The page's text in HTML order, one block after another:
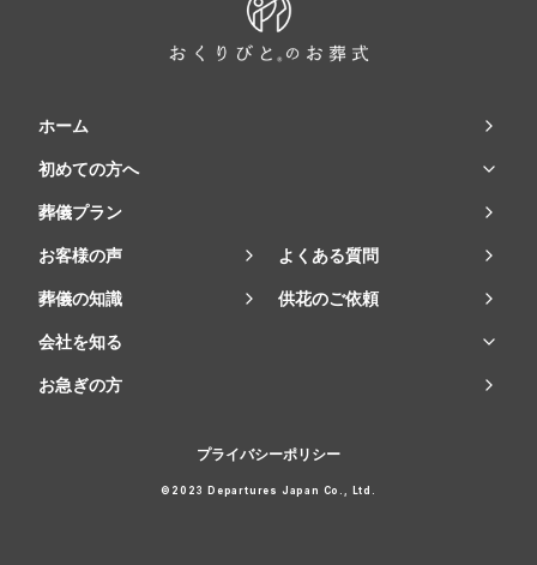
ホーム
初めての方へ
葬儀プラン
お客様の声 よくある質問
葬儀の知識 供花のご依頼
会社を知る
お急ぎの方
プライバシーポリシー
©2023 Departures Japan Co., Ltd.